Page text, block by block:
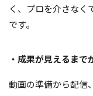
く、プロを介さなく
です。
・成果が見えるまで
動画の準備から配信